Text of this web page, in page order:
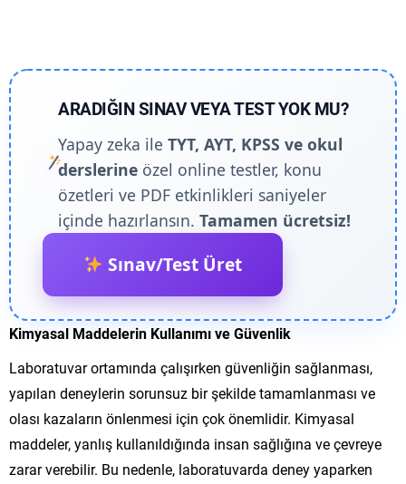
ARADIĞIN SINAV VEYA TEST YOK MU?
Yapay zeka ileTYT, AYT, KPSS ve okul
derslerine özel online testler, konu
özetleri ve PDF etkinlikleri saniyeler
içinde hazırlansın.Tamamen ücretsiz!
Sınav/Test Üret
Kimyasal Maddelerin Kullanımı ve Güvenlik
Laboratuvar ortamında çalışırken güvenliğin sağlanması,
yapılan deneylerin sorunsuz bir şekilde tamamlanması ve
olası kazaların önlenmesi için çok önemlidir. Kimyasal
maddeler, yanlış kullanıldığında insan sağlığına ve çevreye
zarar verebilir. Bu nedenle, laboratuvarda deney yaparken